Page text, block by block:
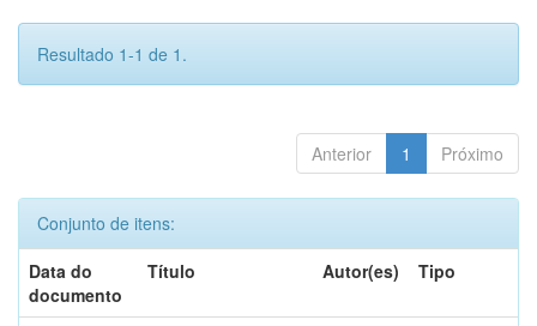
Resultado 1-1 de 1.
Anterior 1 Próximo
Conjunto de itens:
Data do
documento
Título Autor(es) Tipo